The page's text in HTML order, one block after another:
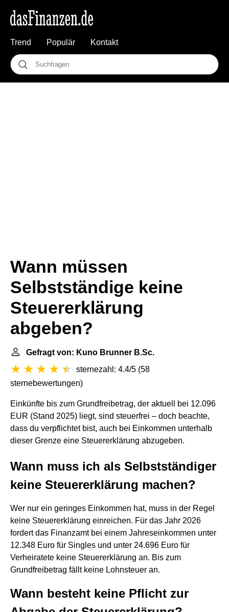
Trend Populär Kontakt
Wann müssen
Selbstständige keine
Steuererklärung
abgeben?
Gefragt von: Kuno Brunner B.Sc.
sternezahl: 4.4/5 (58
sternebewertungen)
Einkünfte bis zum Grundfreibetrag, der aktuell bei 12.096
EUR (Stand 2025) liegt, sind steuerfrei – doch beachte,
dass du verpflichtet bist, auch bei Einkommen unterhalb
dieser Grenze eine Steuererklärung abzugeben.
Wann muss ich als Selbstständiger
keine Steuererklärung machen?
Wer nur ein geringes Einkommen hat, muss in der Regel
keine Steuererklärung einreichen. Für das Jahr 2026
fordert das Finanzamt bei einem Jahreseinkommen unter
12.348 Euro für Singles und unter 24.696 Euro für
Verheiratete keine Steuererklärung an. Bis zum
Grundfreibetrag fällt keine Lohnsteuer an.
Wann besteht keine Pflicht zur